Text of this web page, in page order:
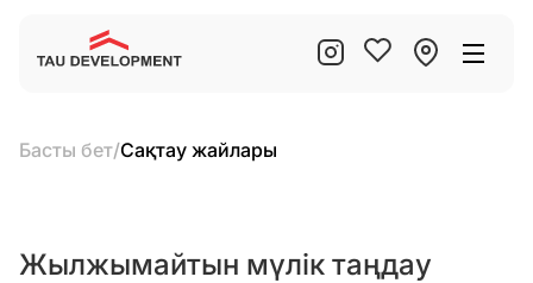
Басты бет/Сақтау жайлары
Жылжымайтын мүлік таңдау